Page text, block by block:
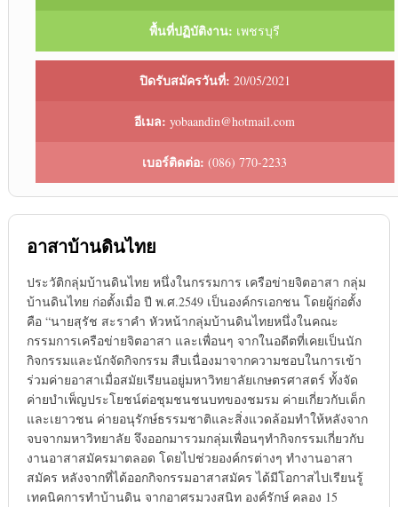
พื้นที่ปฏิบัติงาน: เพชรบุรี
ปิดรับสมัครวันที่: 20/05/2021
อีเมล: yobaandin@hotmail.com
เบอร์ติดต่อ: (086) 770-2233
อาสาบ้านดินไทย
ประวัติกลุ่มบ้านดินไทย หนึ่งในกรรมการ เครือข่ายจิตอาสา กลุ่ม
บ้านดินไทย ก่อตั้งเมื่อ ปี พ.ศ.2549 เป็นองค์กรเอกชน โดยผู้ก่อตั้ง
คือ “นายสุรัช สะราคำ หัวหน้ากลุ่มบ้านดินไทยหนึ่งในคณะ
กรรมการเครือข่ายจิตอาสา และเพื่อนๆ จากในอดีตที่เคยเป็นนัก
กิจกรรมและนักจัดกิจกรรม สืบเนื่องมาจากความชอบในการเข้า
ร่วมค่ายอาสาเมื่อสมัยเรียนอยู่มหาวิทยาลัยเกษตรศาสตร์ ทั้งจัด
ค่ายบำเพ็ญประโยชน์ต่อชุมชนชนบทของชมรม ค่ายเกี่ยวกับเด็ก
และเยาวชน ค่ายอนุรักษ์ธรรมชาติและสิ่งแวดล้อมทำให้หลังจาก
จบจากมหาวิทยาลัย จึงออกมารวมกลุ่มเพื่อนๆทำกิจกรรมเกี่ยวกับ
งานอาสาสมัครมาตลอด โดยไปช่วยองค์กรต่างๆ ทำงานอาสา
สมัคร หลังจากที่ได้ออกกิจกรรมอาสาสมัคร ได้มีโอกาสไปเรียนรู้
เทคนิคการทำบ้านดิน จากอาศรมวงสนิท องค์รักษ์ คลอง 15